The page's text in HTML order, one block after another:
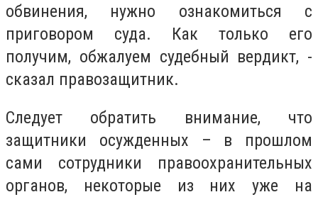
обвинения, нужно ознакомиться с
приговором суда. Как только его
получим, обжалуем судебный вердикт, -
сказал правозащитник.
Следует обратить внимание, что
защитники осужденных – в прошлом
сами сотрудники правоохранительных
органов, некоторые из них уже на